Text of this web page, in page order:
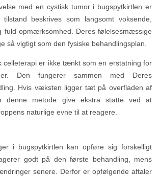
med en cystisk tumor i bugspytkirtlen er
beskrives som langsomt voksende,
fuld opmærksomhed. Deres følelsesmæssige
så vigtigt som den fysiske behandlingsplan.
celleterapi er ikke tænkt som en erstatning for
Den fungerer sammen med Deres
Hvis væksten ligger tæt på overfladen af
denne metode give ekstra støtte ved at
naturlige evne til at reagere.
i bugspytkirtlen kan opføre sig forskelligt
godt på den første behandling, mens
senere. Derfor er opfølgende aftaler